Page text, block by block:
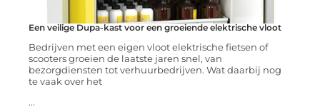
Een veilige Dupa-kast voor een groeiende elektrische vloot
Bedrijven met een eigen vloot elektrische fietsen of
scooters groeien de laatste jaren snel, van
bezorgdiensten tot verhuurbedrijven. Wat daarbij nog
te vaak over het
...